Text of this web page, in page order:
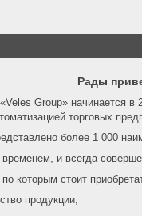
Рады
Group» начинается в
торговых
более 1 000
и всегда
которым стоит
продукции;